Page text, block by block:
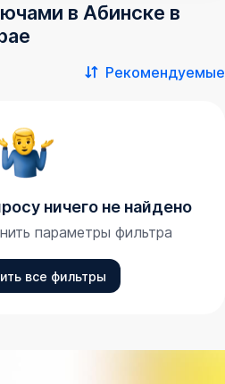
в Абинске в
Рекомендуемые
ничего не найдено
параметры фильтра
все фильтры